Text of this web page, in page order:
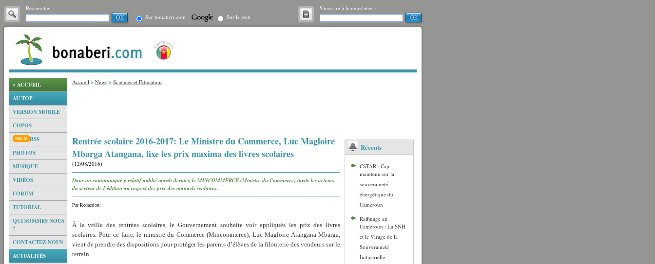
Rechercher :
Sur bonaberi.com
Sur le web
S'inscrire à la newsletter :
> ACCUEIL
AU TOP
VERSION MOBILE
COPOS
RSS
PHOTOS
MUSIQUE
VIDÉOS
FORUM
TUTORIAL
QUI SOMMES NOUS
?
CONTACTEZ-NOUS
ACTUALITÉS
Accueil > News > Sciences et Education
Rentrée scolaire 2016-2017: Le Ministre du Commerce, Luc Magloire
Mbarga Atangana, fixe les prix maxima des livres scolaires
(12/08/2016)
Dans un communiqué y relatif publié mardi dernier, le MINCOMMERCE (Ministre du Commerce) invite les acteurs
du secteur de l’édition au respect des prix des manuels scolaires.
Par Rédaction:
À la veille des rentrées scolaires, le Gouvernement souhaite voir appliqués les prix des livres
scolaires. Pour ce faire, le ministre du Commerce (Mincommerce), Luc Magloire Atangana Mbarga,
vient de prendre des dispositions pour protéger les parents d’élèves de la filouterie des vendeurs sur le
terrain.
Récents
CSTAR : Cap
maintenu sur la
souveraineté
énergétique du
Cameroun
Raffinage au
Cameroun : La SNH
et le Virage de la
Souveraineté
Industrielle